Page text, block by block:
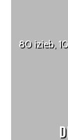
80 izieb,